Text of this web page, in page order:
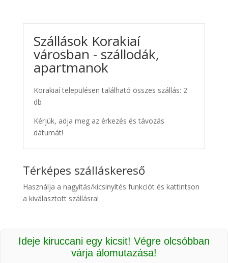
Szállások Korakiaí
városban - szállodák,
apartmanok
Korakiaí településen található összes szállás: 2
db
Kérjük, adja meg az érkezés és távozás
dátumát!
Térképes szálláskereső
Használja a nagyítás/kicsinyítés funkciót és kattintson
a kiválasztott szállásra!
Ideje kiruccani egy kicsit! Végre olcsóbban
várja álomutazása!